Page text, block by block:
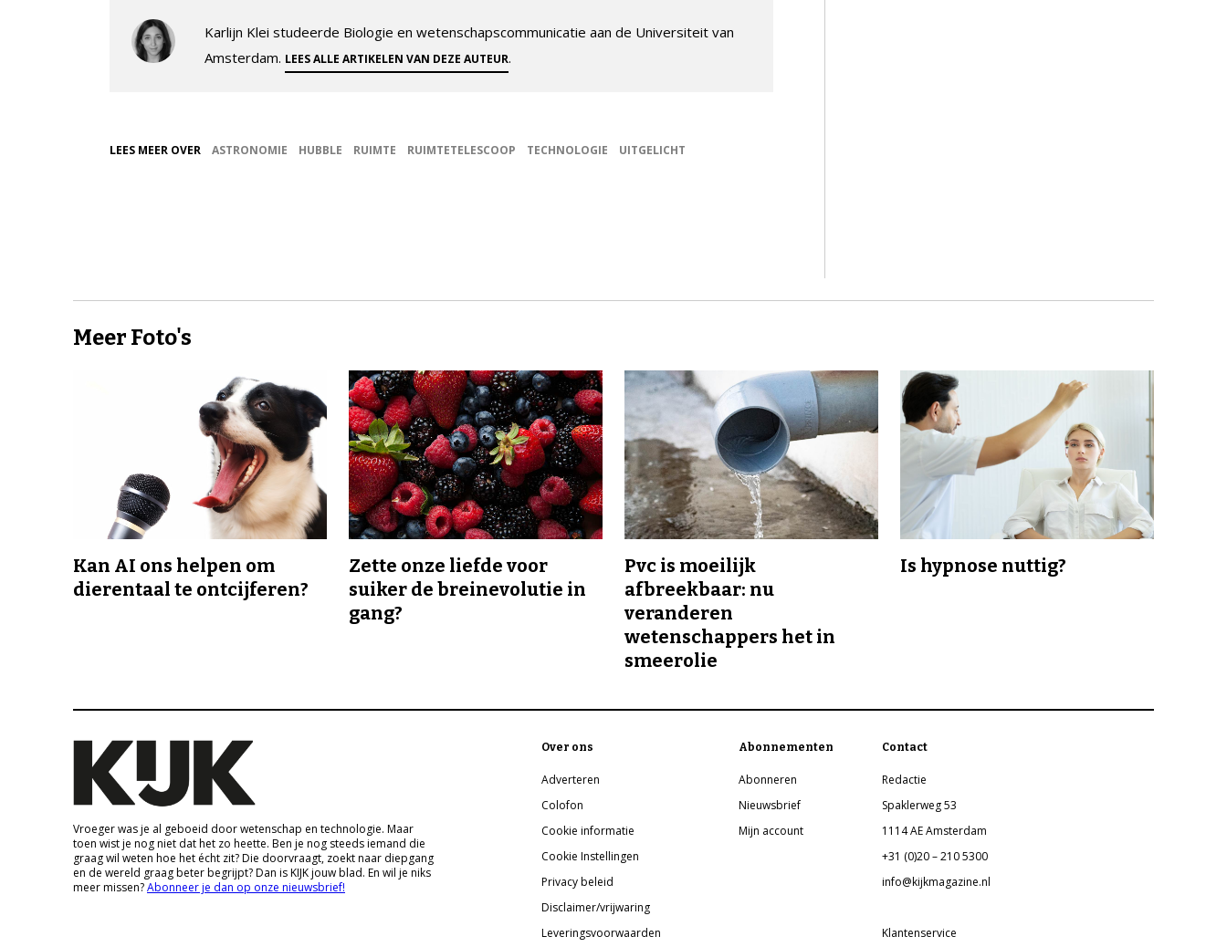
Karlijn Klei studeerde Biologie en wetenschapscommunicatie aan de Universiteit van
Amsterdam. LEES ALLE ARTIKELEN VAN DEZE AUTEUR.
LEES MEER OVER ASTRONOMIE HUBBLE RUIMTE RUIMTETELESCOOP TECHNOLOGIE UITGELICHT
Meer Foto's
Kan AI ons helpen om
dierentaal te ontcijferen?
Zette onze liefde voor
suiker de breinevolutie in
gang?
Pvc is moeilijk
afbreekbaar: nu
veranderen
wetenschappers het in
smeerolie
Is hypnose nuttig?
Vroeger was je al geboeid door wetenschap en technologie. Maar
toen wist je nog niet dat het zo heette. Ben je nog steeds iemand die
graag wil weten hoe het écht zit? Die doorvraagt, zoekt naar diepgang
en de wereld graag beter begrijpt? Dan is KIJK jouw blad. En wil je niks
meer missen?Abonneer je dan op onze nieuwsbrief!
Over ons
Adverteren
Colofon
Cookie informatie
Cookie Instellingen
Privacy beleid
Disclaimer/vrijwaring
Leveringsvoorwaarden
Abonnementen
Abonneren
Nieuwsbrief
Mijn account
Contact
Redactie
Spaklerweg 53
1114 AE Amsterdam
+31 (0)20 – 210 5300
info@kijkmagazine.nl
Klantenservice